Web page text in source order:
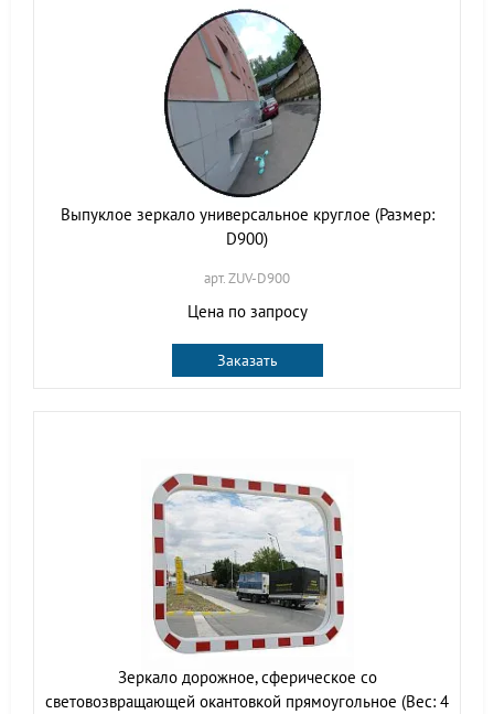
Выпуклое зеркало универсальное круглое (Размер:
D900)
арт. ZUV-D900
Цена по запросу
Заказать
Зеркало дорожное, сферическое со
световозвращающей окантовкой прямоугольное (Вес: 4